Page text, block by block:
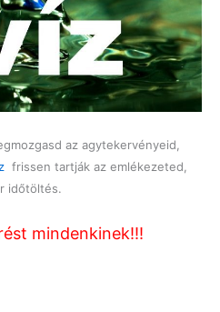
az agytekervényeid,
frissen tartják az emlékezeted,
időtöltés.
mindenkinek!!!